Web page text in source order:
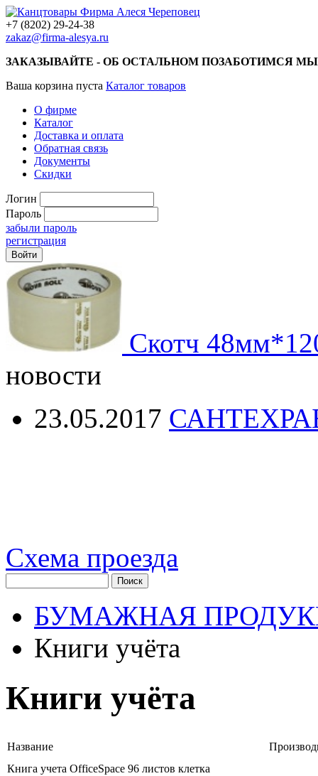
+7 (8202) 29-24-38
zakaz@firma-alesya.ru
ЗАКАЗЫВАЙТЕ - ОБ ОСТАЛЬНОМ ПОЗАБОТИМСЯ МЫ
Ваша корзина пуста Каталог товаров
О фирме
Каталог
Доставка и оплата
Обратная связь
Документы
Скидки
Логин
Пароль
забыли пароль
регистрация
Скотч
новости
23.05.2017
Схема проезда
БУМАЖНАЯ
Книги учёта
Книги учёта
Название
Книга учета OfficeSpace 96 листов клетка